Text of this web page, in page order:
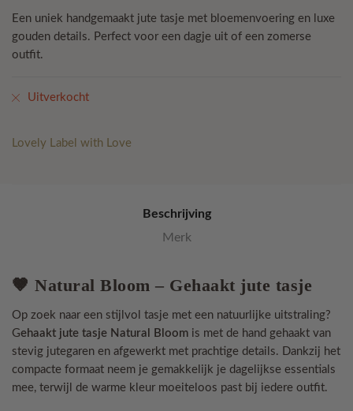
Een uniek handgemaakt jute tasje met bloemenvoering en luxe
gouden details. Perfect voor een dagje uit of een zomerse
outfit.
Uitverkocht
Lovely Label with Love
Beschrijving
Merk
🤎 Natural Bloom – Gehaakt jute tasje
Op zoek naar een stijlvol tasje met een natuurlijke uitstraling?
Gehaakt jute tasje Natural Bloom is met de hand gehaakt van
stevig jutegaren en afgewerkt met prachtige details. Dankzij het
compacte formaat neem je gemakkelijk je dagelijkse essentials
mee, terwijl de warme kleur moeiteloos past bij iedere outfit.